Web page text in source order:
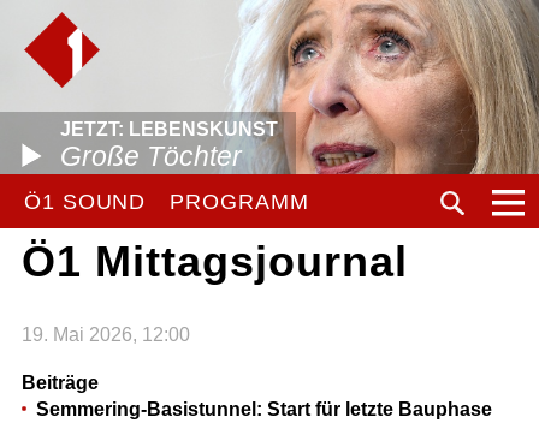
JETZT: LEBENSKUNST
Große Töchter
Ö1 SOUND PROGRAMM
Ö1 Mittagsjournal
19. Mai 2026, 12:00
Beiträge
Semmering-Basistunnel: Start für letzte Bauphase